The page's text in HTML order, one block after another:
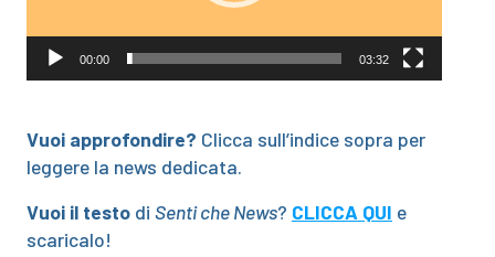
00:00 03:32
Vuoi approfondire? Clicca sull’indice sopra per
leggere la news dedicata.
Vuoi il testo di Senti che News? CLICCA QUI e
scaricalo!